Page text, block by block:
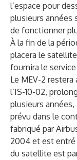
l’espace pour
plusieurs années
de fonctionner
À la fin de la
placera le
fournira le
Le MEV-2 restera
l’IS-10-02,
plusieurs
prévu dans le
fabriqué par
2004 et est entré
du satellite est